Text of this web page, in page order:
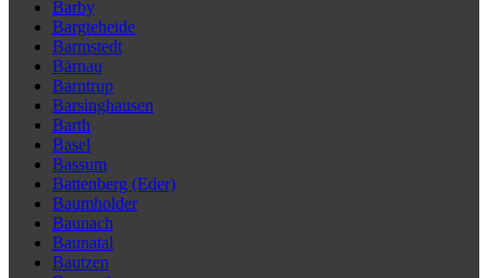
Barby
Bargteheide
Barmstedt
Bärnau
Barntrup
Barsinghausen
Barth
Basel
Bassum
Battenberg (Eder)
Baumholder
Baunach
Baunatal
Bautzen